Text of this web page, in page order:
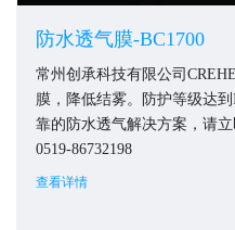
防水透气膜-BC1700
常州创承科技有限公司
膜，降低结雾。防护等级达
靠的防水透气解决方案，请
0519-86732198
查看详情